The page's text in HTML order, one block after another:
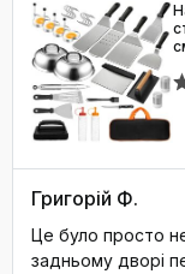
Григорій Ф.
Це було просто
задньому дворі